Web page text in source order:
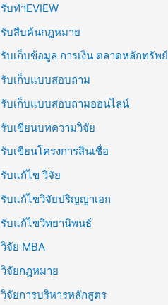
รับทำEVIEW
รับสืบค้นกฎหมาย
รับเก็บข้อมูล การเงิน ตลาดหลักทรัพย์
รับเก็บแบบสอบถาม
รับเก็บแบบสอบถามออนไลน์
รับเขียนบทความวิจัย
รับเขียนโครงการสินเชื่อ
รับแก้ไข วิจัย
รับแก้ไขวิจัยปริญญาเอก
รับแก้ไขวิทยานิพนธ์
วิจัย MBA
วิจัยกฎหมาย
วิจัยการบริหารหลักสูตร